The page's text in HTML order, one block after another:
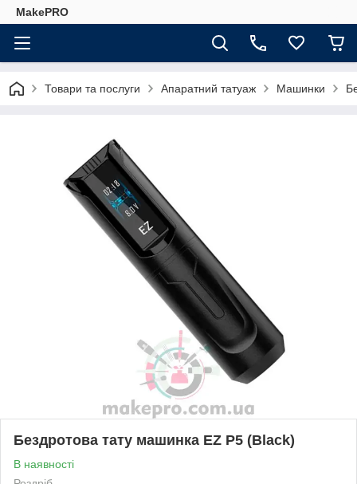
MakePRO
Товари та послуги Апаратний татуаж Машинки
Бездротова тату машинка EZ P5 (Black)
В наявності